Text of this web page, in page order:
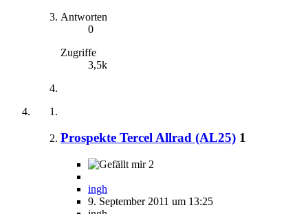
Antworten
0
Zugriffe
3,5k
Prospekte Tercel Allrad (AL25) 1
2
ingh
9. September 2011 um 13:25